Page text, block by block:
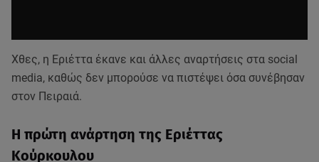
Χθες, η Εριέττα έκανε και άλλες αναρτήσεις στα social
media, καθώς δεν μπορούσε να πιστέψει όσα συνέβησαν
στον Πειραιά.
Η πρώτη ανάρτηση της Εριέττας
Κούρκουλου